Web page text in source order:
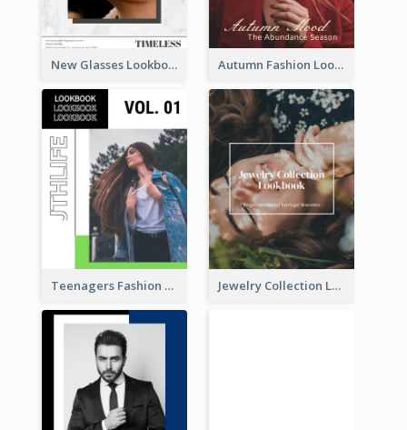
New Glasses Lookbook Autumn Fashion Lookbook
Teenagers Fashion Lookbook Jewelry Collection Lookbook